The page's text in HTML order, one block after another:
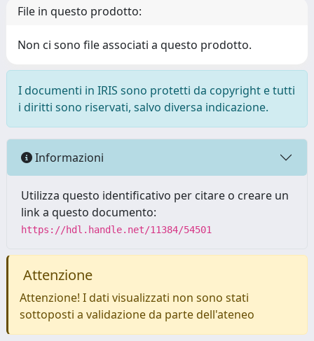
File in questo prodotto:
Non ci sono file associati a questo prodotto.
I documenti in IRIS sono protetti da copyright e tutti
i diritti sono riservati, salvo diversa indicazione.
Informazioni
Utilizza questo identificativo per citare o creare un
link a questo documento:
https://hdl.handle.net/11384/54501
Attenzione
Attenzione! I dati visualizzati non sono stati
sottoposti a validazione da parte dell'ateneo